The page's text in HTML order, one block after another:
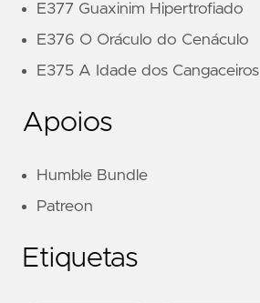
E377 Guaxinim Hipertrofiado
E376 O Oráculo do Cenáculo
E375 A Idade dos Cangaceiros
Apoios
Humble Bundle
Patreon
Etiquetas